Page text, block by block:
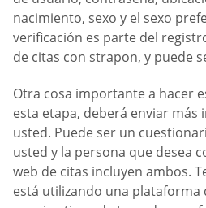
nacimiento, sexo y el sexo
verificación es parte del
de citas con strapon, y puede
Otra cosa importante a hacer
esta etapa, deberá enviar
usted. Puede ser un
usted y la persona que desea
web de citas incluyen ambos.
está utilizando una plataforma